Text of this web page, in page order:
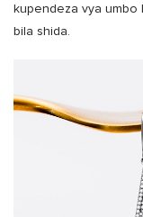
kupendeza vya umbo
bila shida.